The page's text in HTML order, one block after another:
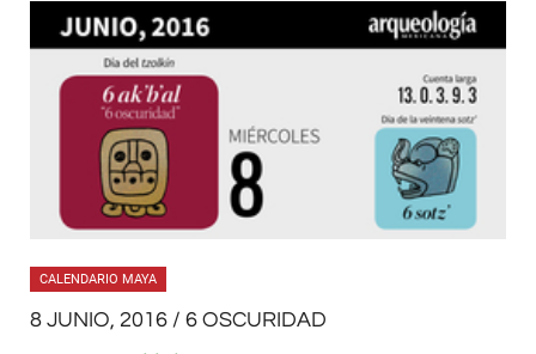
CALENDARIO MAYA
8 JUNIO, 2016 / 6 OSCURIDAD